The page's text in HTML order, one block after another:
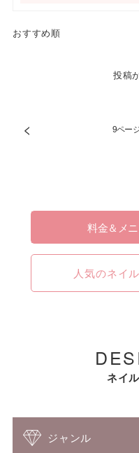
おすすめ順
投稿
< 9ペー
料金＆メ
人気のネイ
ネイ
ジャンル